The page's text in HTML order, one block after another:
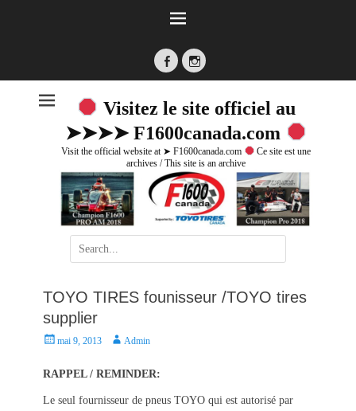
FacebookInstagram
Visitez le site officiel au
➤➤➤➤ F1600canada.com
Visit the official website at ➤ F1600canada.com
Ce site est une
archives / This site is an archive
Search
for:
TOYO TIRES founisseur /TOYO tires
supplier
P
s
e
mai 9, 2013
A
t
o
Admin
RAPPEL / REMINDER:
Le seul fournisseur de pneus TOYO qui est autorisé par